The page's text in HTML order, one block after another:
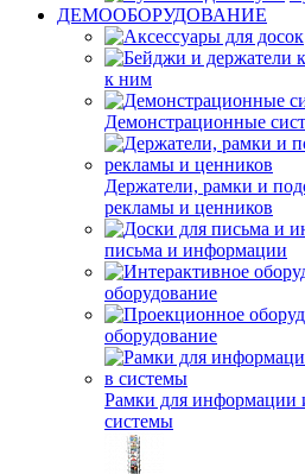
ДЕМООБОРУДОВАНИЕ
к ним
Демонстрационные
Держатели, рамки и
рекламы и ценников
письма и информации
оборудование
оборудование
Рамки для информации
системы